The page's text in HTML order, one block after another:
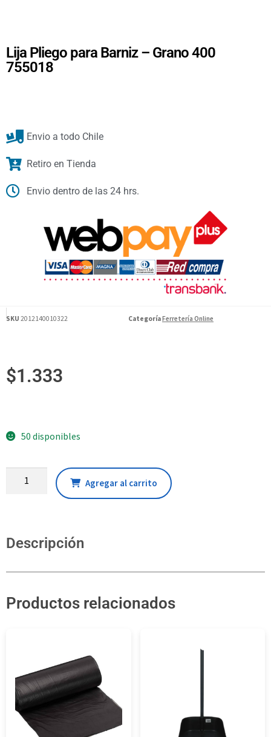
Lija Pliego para Barniz – Grano 400
755018
Envio a todo Chile
Retiro en Tienda
Envio dentro de las 24 hrs.
SKU 2012140010322 CategoríaFerretería Online
$1.333
50 disponibles
Agregar al carrito
Descripción
Productos relacionados